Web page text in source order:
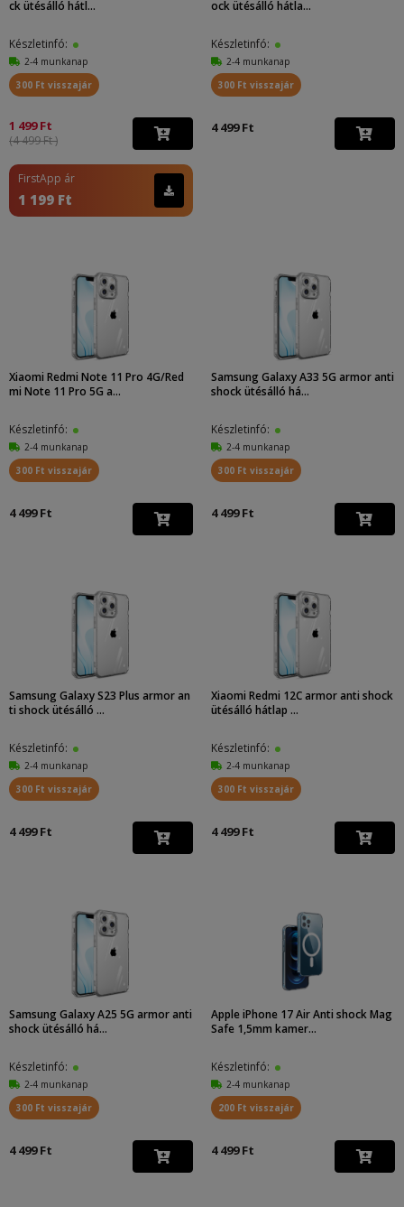
ck ütésálló hátl...
Készletinfó:
2-4 munkanap
300 Ft visszajár
1 499 Ft
(4 499 Ft )
FirstApp ár
1 199 Ft
ock ütésálló hátla...
Készletinfó:
2-4 munkanap
300 Ft visszajár
4 499 Ft
Xiaomi Redmi Note 11 Pro 4G/Red
mi Note 11 Pro 5G a...
Készletinfó:
2-4 munkanap
300 Ft visszajár
4 499 Ft
Samsung Galaxy A33 5G armor anti
shock ütésálló há...
Készletinfó:
2-4 munkanap
300 Ft visszajár
4 499 Ft
Samsung Galaxy S23 Plus armor an
ti shock ütésálló ...
Készletinfó:
2-4 munkanap
300 Ft visszajár
4 499 Ft
Xiaomi Redmi 12C armor anti shock
ütésálló hátlap ...
Készletinfó:
2-4 munkanap
300 Ft visszajár
4 499 Ft
Samsung Galaxy A25 5G armor anti
shock ütésálló há...
Készletinfó:
2-4 munkanap
300 Ft visszajár
4 499 Ft
Apple iPhone 17 Air Anti shock Mag
Safe 1,5mm kamer...
Készletinfó:
2-4 munkanap
200 Ft visszajár
4 499 Ft